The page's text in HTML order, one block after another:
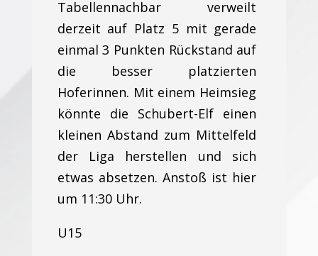
Tabellennachbar verweilt
derzeit auf Platz 5 mit gerade
einmal 3 Punkten Rückstand auf
die besser platzierten
Hoferinnen. Mit einem Heimsieg
könnte die Schubert-Elf einen
kleinen Abstand zum Mittelfeld
der Liga herstellen und sich
etwas absetzen. Anstoß ist hier
um 11:30 Uhr.
U15